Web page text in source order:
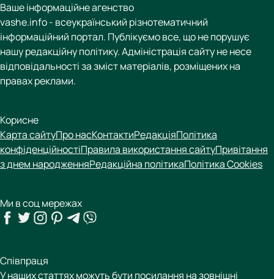
Ваше інформаційне агенство
vashe.info - всеукраїнський різнотематичний
інформаційний портал. Публікуємо все, що не порушує
нашу редакційну політику. Адміністрація сайту не несе
відповідальності за зміст матеріалів, розміщених на
правах реклами.
Корисне
Карта сайтуПро насКонтактиРедакціяПолітика
конфіденційностіПравила використання сайтуПривітання
з днем народженняРедакційна політикаПолітика Cookies
Ми в соц мережах
Співпраця
У наших статтях можуть бути посилання на зовнішні